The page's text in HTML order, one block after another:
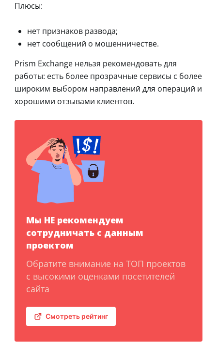
Плюсы:
нет признаков развода;
нет сообщений о мошенничестве.
Prism Exchange нельзя рекомендовать для
работы: есть более прозрачные сервисы с более
широким выбором направлений для операций и
хорошими отзывами клиентов.
Мы НЕ рекомендуем
сотрудничать с данным
проектом
Обратите внимание на ТОП проектов
с высокими оценками посетителей
сайта
Смотреть рейтинг